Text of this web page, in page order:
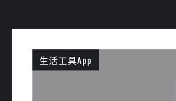
生活工具App